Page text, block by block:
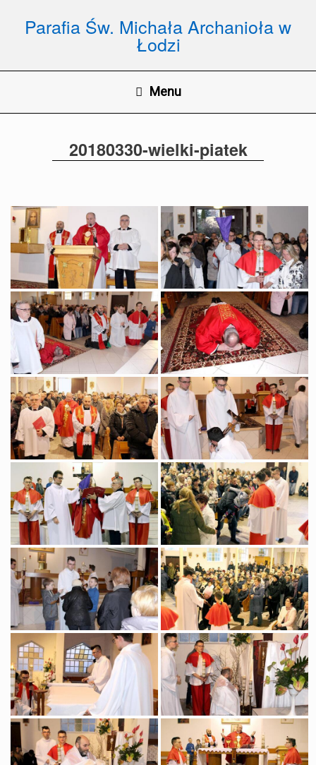
contentParafia Św. Michała Archanioła w
Łodzi
Menu
20180330-wielki-piatek